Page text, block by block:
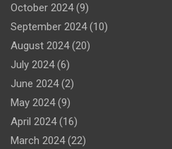
October 2024(9)
September 2024(10)
August 2024(20)
July 2024(6)
June 2024(2)
May 2024(9)
April 2024(16)
March 2024(22)